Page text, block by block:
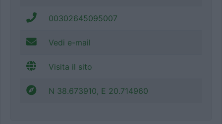
00302645095007
Vedi e-mail
Visita il sito
N 38.673910, E 20.714960